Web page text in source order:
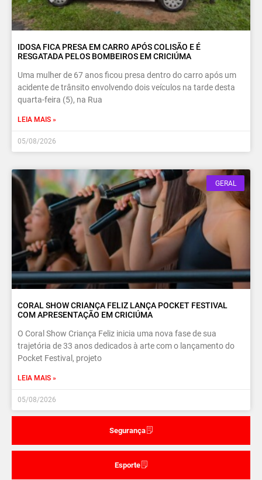
Segurança
Esporte
IDOSA FICA PRESA EM CARRO APÓS COLISÃO E É
RESGATADA PELOS BOMBEIROS EM CRICIÚMA
Uma mulher de 67 anos ficou presa dentro do carro após um
acidente de trânsito envolvendo dois veículos na tarde desta
quarta-feira (5), na Rua
LEIA MAIS »
05/08/2026
GERAL
CORAL SHOW CRIANÇA FELIZ LANÇA POCKET FESTIVAL
COM APRESENTAÇÃO EM CRICIÚMA
O Coral Show Criança Feliz inicia uma nova fase de sua
trajetória de 33 anos dedicados à arte com o lançamento do
Pocket Festival, projeto
LEIA MAIS »
05/08/2026